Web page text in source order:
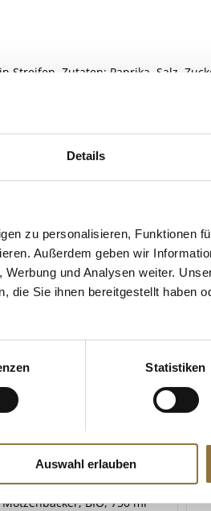
Details
zu personalisieren, Funktionen
Außerdem geben wir
und Analysen weiter.
die Sie ihnen bereitgestellt haben
Statistiken
Auswahl erlauben
Streifen. Zutaten: Paprika, Salz,
durch: Cortes GourMed Inh.
AUCH
LEBENSMITTELKENNZEICHNUNGEN
2019 Reiterpfad Riesling,
trocken, 12 % vol.,
Motzenbäcker, BIO, 750 ml